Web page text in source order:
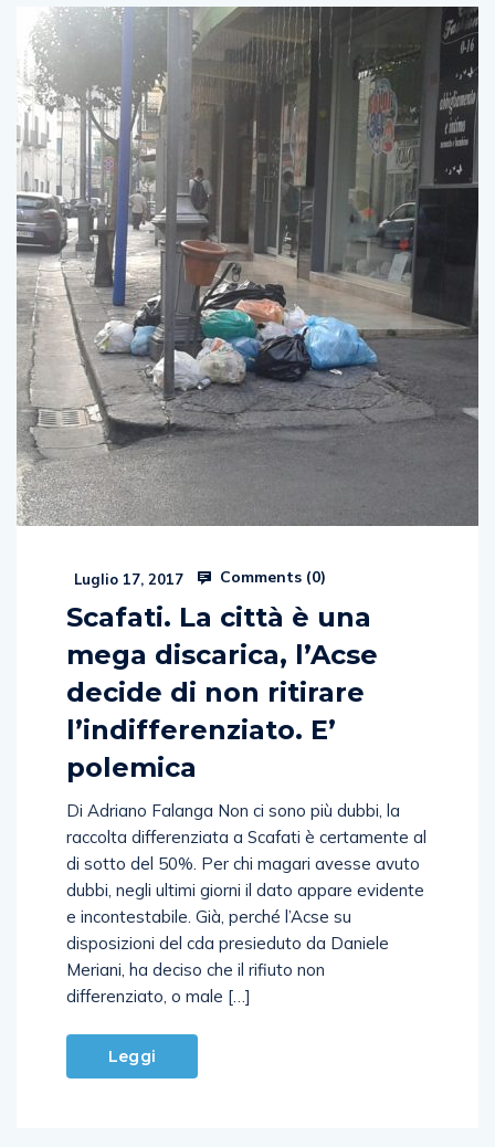
Luglio 17, 2017 Comments (0)
Scafati. La città è una
mega discarica, l’Acse
decide di non ritirare
l’indifferenziato. E’
polemica
Di Adriano Falanga Non ci sono più dubbi, la
raccolta differenziata a Scafati è certamente al
di sotto del 50%. Per chi magari avesse avuto
dubbi, negli ultimi giorni il dato appare evidente
e incontestabile. Già, perché l’Acse su
disposizioni del cda presieduto da Daniele
Meriani, ha deciso che il rifiuto non
differenziato, o male […]
Leggi